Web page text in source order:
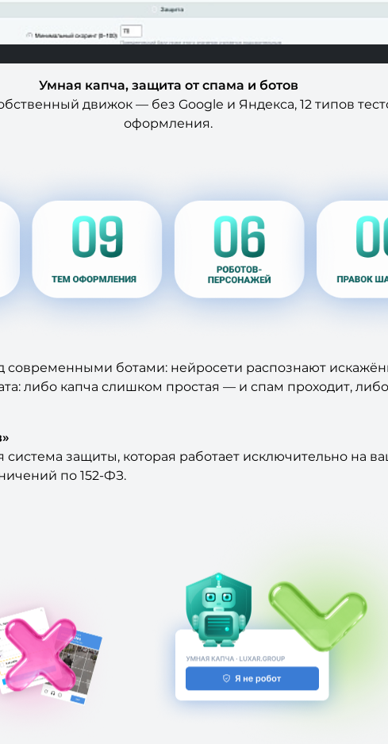
Умная капча, защита от спама и ботов
движок — без Google и Яндекса, 12 типов
оформления.
современными ботами: нейросети распознают
либо капча слишком простая — и спам проходит,
защиты, которая работает исключительно на
по 152-ФЗ.